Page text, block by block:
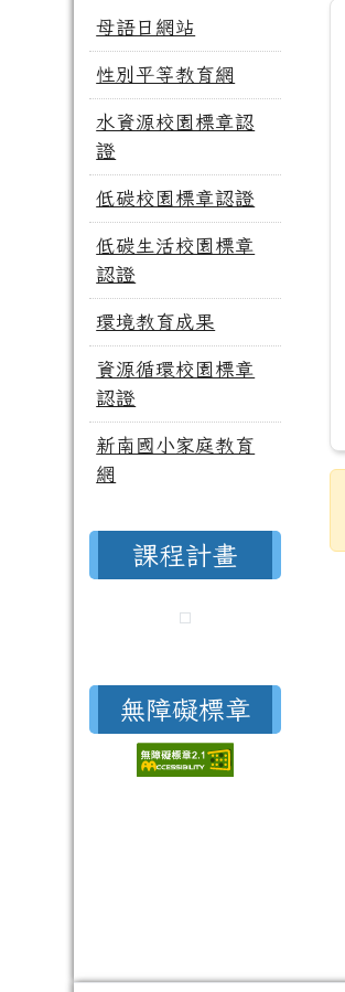
母語日網站
性別平等教育網
水資源校園標章認
證
低碳校園標章認證
低碳生活校園標章
認證
環境教育成果
資源循環校園標章
認證
新南國小家庭教育
網
課程計畫
無障礙標章